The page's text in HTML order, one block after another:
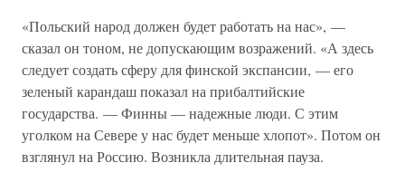
«Польский народ должен будет работать на нас», —
сказал он тоном, не допускающим возражений. «А здесь
следует создать сферу для финской экспансии, — его
зеленый карандаш показал на прибалтийские
государства. — Финны — надежные люди. С этим
уголком на Севере у нас будет меньше хлопот». Потом он
взглянул на Россию. Возникла длительная пауза.